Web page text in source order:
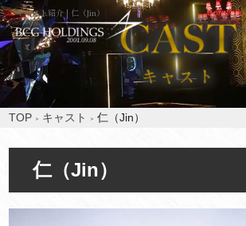
キャスト紹介 | 仁（Jin）
TOP キャスト 仁（Jin）
仁（Jin）